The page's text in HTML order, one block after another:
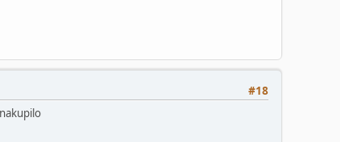
#18